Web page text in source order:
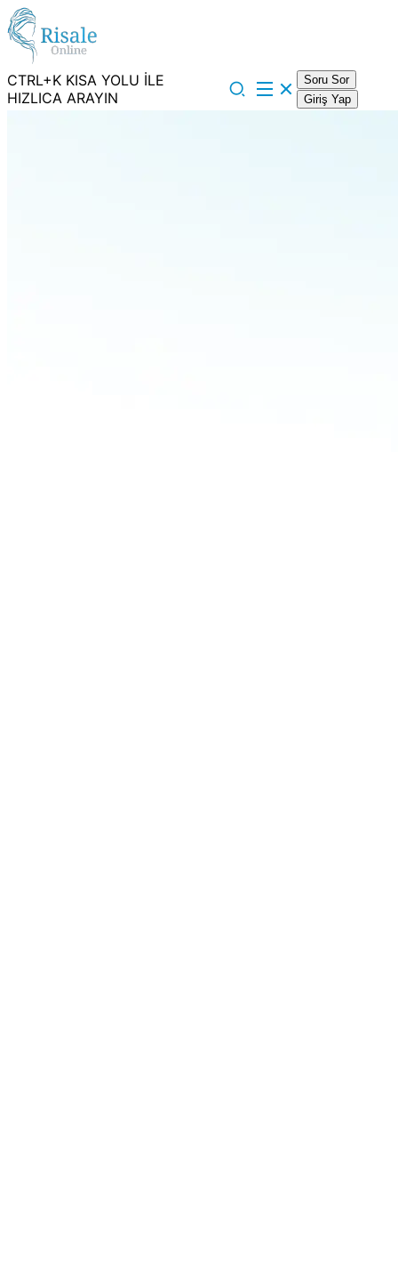
CTRL+K KISA YOLU İLE
HIZLICA ARAYIN
Soru Sor
Giriş Yap